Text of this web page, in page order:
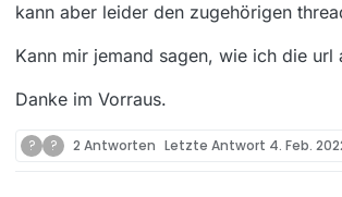
kann aber leider den zugehörigen
Kann mir jemand sagen, wie ich die
Danke im Vorraus.
? ? 2 Antworten Letzte Antwort 4. Feb.